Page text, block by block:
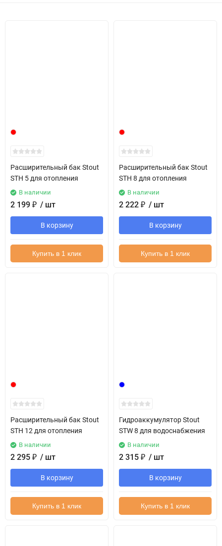
Расширительный бак Stout
STH 5 для отопления
В наличии
2 199 ₽ / шт
В корзину
Купить в 1 клик
Расширительный бак Stout
STH 8 для отопления
В наличии
2 222 ₽ / шт
В корзину
Купить в 1 клик
Расширительный бак Stout
STH 12 для отопления
В наличии
2 295 ₽ / шт
В корзину
Купить в 1 клик
Гидроаккумулятор Stout
STW 8 для водоснабжения
В наличии
2 315 ₽ / шт
В корзину
Купить в 1 клик